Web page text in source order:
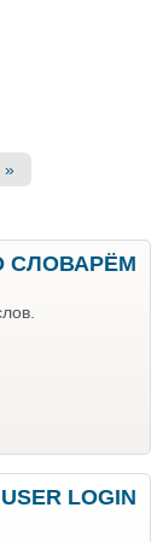
»
СЛОВАРЁМ
USER LOGIN